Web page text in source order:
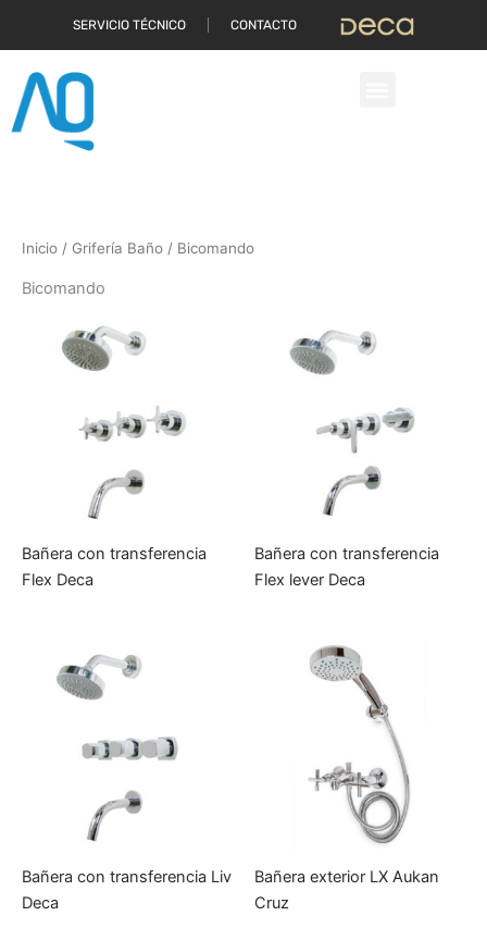
SERVICIO TÉCNICO CONTACTO
Inicio / Grifería Baño / Bicomando
Bicomando
Bañera con transferencia
Flex Deca
Bañera con transferencia
Flex lever Deca
Bañera con transferencia Liv
Deca
Bañera exterior LX Aukan
Cruz